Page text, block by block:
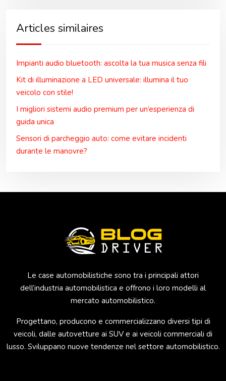
Articles similaires
Impianti audio bluetooth: ascolta la tua musica senza fili
Kit di illuminazione a LED universale: illumina il tuo
veicolo con stile!
I migliori sistemi audio premium per un’esperienza di
guida unica
Sensori di parcheggio auto: come evitare incidenti
durante le manovre?
Le case automobilistiche sono tra i principali attori
dell’industria automobilistica e offrono i loro modelli al
mercato automobilistico.
Progettano, producono e commercializzano diversi tipi di
veicoli, dalle autovetture ai SUV e ai veicoli commerciali di
lusso. Sviluppano nuove tendenze nel settore automobilistico.